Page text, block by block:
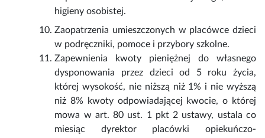
higieny osobistej.
Zaopatrzenia umieszczonych w placówce dzieci
w podręczniki, pomoce i przybory szkolne.
Zapewnienia kwoty pieniężnej do własnego
dysponowania przez dzieci od 5 roku życia,
której wysokość, nie niższą niż 1% i nie wyższą
niż 8% kwoty odpowiadającej kwocie, o której
mowa w art. 80 ust. 1 pkt 2 ustawy, ustala co
miesiąc dyrektor placówki opiekuńczo-